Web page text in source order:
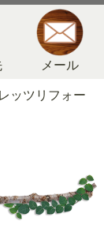
メール
ッツリフォー